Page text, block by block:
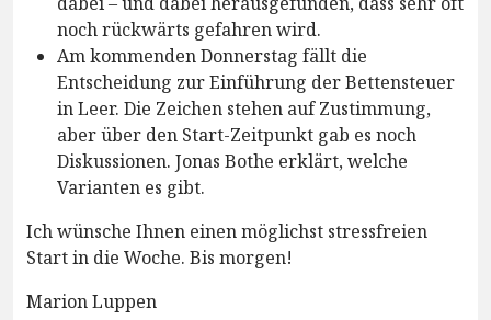
noch rückwärts gefahren wird.
Am kommenden Donnerstag fällt die
Entscheidung zur Einführung der Bettensteuer
in Leer. Die Zeichen stehen auf Zustimmung,
aber über den Start-Zeitpunkt gab es noch
Diskussionen. Jonas Bothe erklärt, welche
Varianten es gibt.
Ich wünsche Ihnen einen möglichst stressfreien
Start in die Woche. Bis morgen!
Marion Luppen